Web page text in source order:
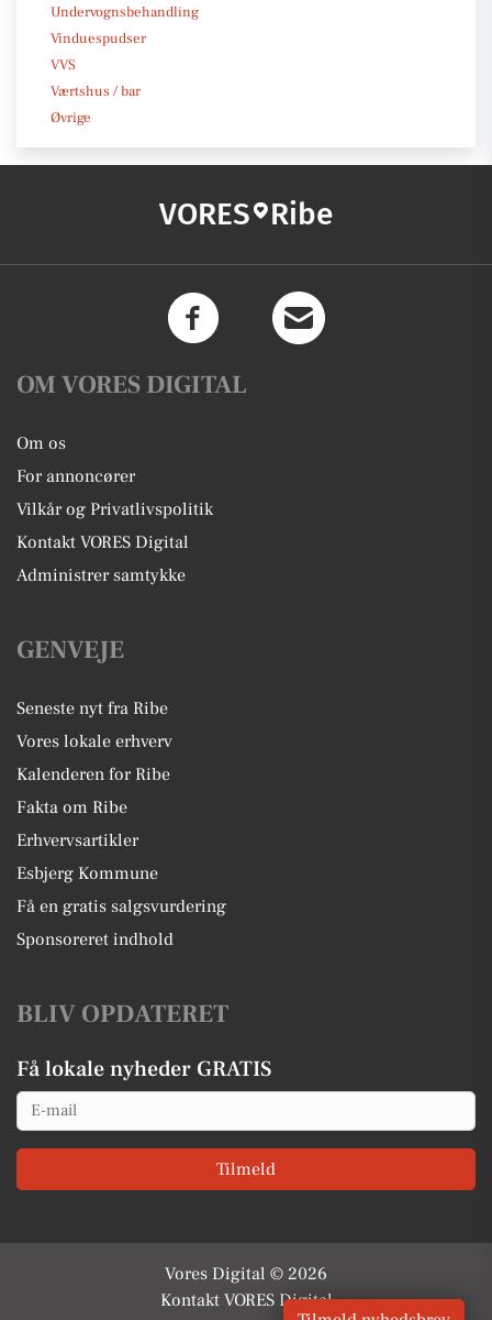
Undervognsbehandling
Vinduespudser
VVS
Værtshus / bar
Øvrige
VORES Ribe
OM VORES DIGITAL
Om os
For annoncører
Vilkår og Privatlivspolitik
Kontakt VORES Digital
Administrer samtykke
GENVEJE
Seneste nyt fra Ribe
Vores lokale erhverv
Kalenderen for Ribe
Fakta om Ribe
Erhvervsartikler
Esbjerg Kommune
Få en gratis salgsvurdering
Sponsoreret indhold
BLIV OPDATERET
Få lokale nyheder GRATIS
Email
Tilmeld
Vores Digital © 2026
Kontakt VORES Digital